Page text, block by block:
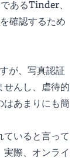
あるTinder、
確認するため
が、写真認証
んし、虐待的
あまりにも簡
いると言って
際、オンライ